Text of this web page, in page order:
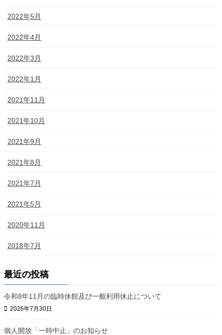
2022年5月
2022年4月
2022年3月
2022年1月
2021年11月
2021年10月
2021年9月
2021年8月
2021年7月
2021年5月
2020年11月
2018年7月
最近の投稿
令和8年11月の臨時休館及び一般利用休止について
2026年7月30日
個人開放「一時中止」のお知らせ